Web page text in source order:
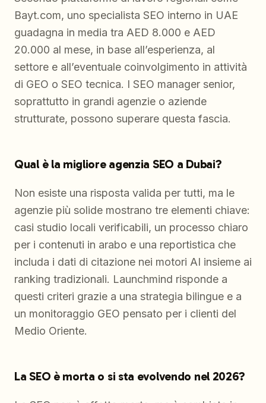
Bayt.com, uno specialista SEO interno in UAE
guadagna in media tra AED 8.000 e AED
20.000 al mese, in base all’esperienza, al
settore e all’eventuale coinvolgimento in attività
di GEO o SEO tecnica. I SEO manager senior,
soprattutto in grandi agenzie o aziende
strutturate, possono superare questa fascia.
Qual è la migliore agenzia SEO a Dubai?
Non esiste una risposta valida per tutti, ma le
agenzie più solide mostrano tre elementi chiave:
casi studio locali verificabili, un processo chiaro
per i contenuti in arabo e una reportistica che
includa i dati di citazione nei motori AI insieme ai
ranking tradizionali. Launchmind risponde a
questi criteri grazie a una strategia bilingue e a
un monitoraggio GEO pensato per i clienti del
Medio Oriente.
La SEO è morta o si sta evolvendo nel 2026?